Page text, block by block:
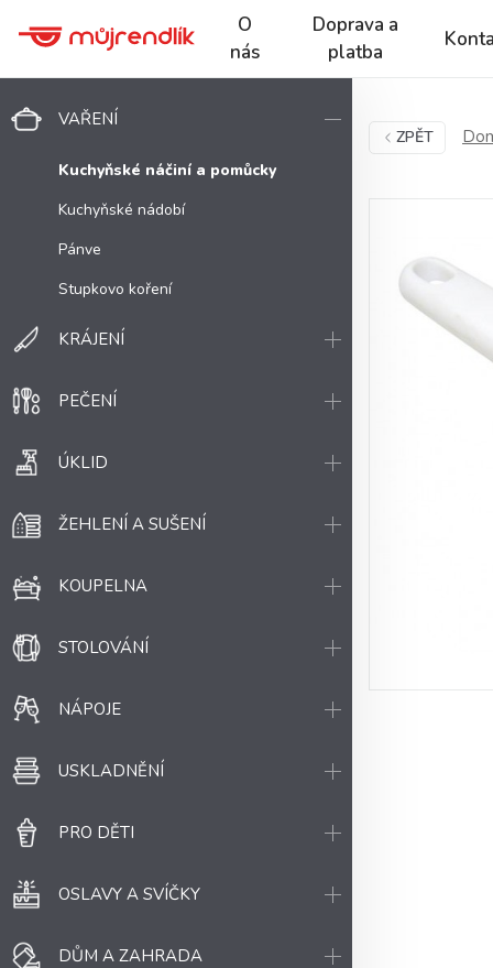
O
nás
Doprava a
platba
VAŘENÍ
Kuchyňské náčiní a pomůcky
Kuchyňské nádobí
Pánve
Stupkovo koření
KRÁJENÍ
PEČENÍ
ÚKLID
ŽEHLENÍ A SUŠENÍ
KOUPELNA
STOLOVÁNÍ
NÁPOJE
USKLADNĚNÍ
PRO DĚTI
OSLAVY A SVÍČKY
DŮM A ZAHRADA
ZPĚT